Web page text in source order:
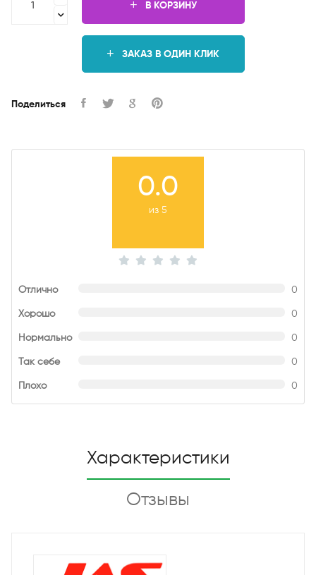
В КОРЗИНУ
ЗАКАЗ В ОДИН КЛИК
Поделиться
0.0
из 5
Отлично 0
Хорошо 0
Нормально 0
Так себе 0
Плохо 0
Характеристики
Отзывы